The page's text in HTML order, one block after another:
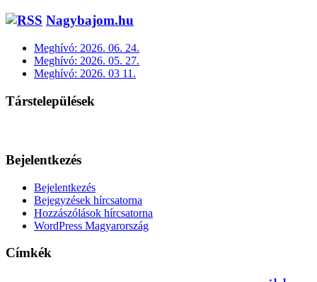
Nagybajom.hu
Meghívó: 2026. 06. 24.
Meghívó: 2026. 05. 27.
Meghívó: 2026. 03 11.
Társtelepülések
Bejelentkezés
Bejelentkezés
Bejegyzések hírcsatorna
Hozzászólások hírcsatorna
WordPress Magyarország
Címkék